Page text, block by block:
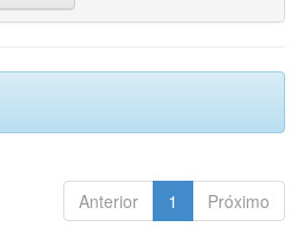
Anterior 1 Próximo